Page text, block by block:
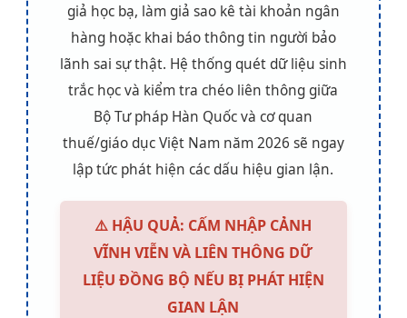
giả học bạ, làm giả sao kê tài khoản ngân
hàng hoặc khai báo thông tin người bảo
lãnh sai sự thật. Hệ thống quét dữ liệu sinh
trắc học và kiểm tra chéo liên thông giữa
Bộ Tư pháp Hàn Quốc và cơ quan
thuế/giáo dục Việt Nam năm 2026 sẽ ngay
lập tức phát hiện các dấu hiệu gian lận.
⚠️ HẬU QUẢ: CẤM NHẬP CẢNH
VĨNH VIỄN VÀ LIÊN THÔNG DỮ
LIỆU ĐỒNG BỘ NẾU BỊ PHÁT HIỆN
GIAN LẬN